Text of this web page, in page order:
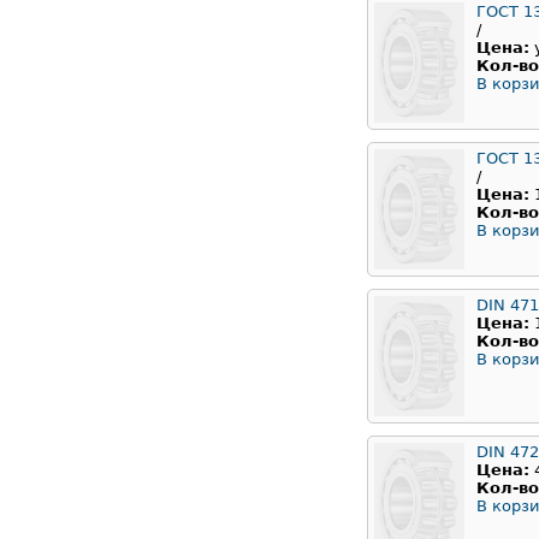
ГОСТ
/
Цена:
Кол-
В
ГОСТ
/
Цена:
Кол-
В
DIN
Цена:
Кол-
В
DIN
Цена:
Кол-
В